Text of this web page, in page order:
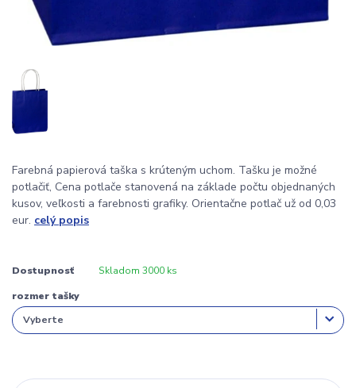
Farebná papierová taška s krúteným uchom. Tašku je možné
potlačiť, Cena potlače stanovená na základe počtu objednaných
kusov, veľkosti a farebnosti grafiky. Orientačne potlač už od 0,03
eur. celý popis
Dostupnosť Skladom 3000 ks
rozmer tašky